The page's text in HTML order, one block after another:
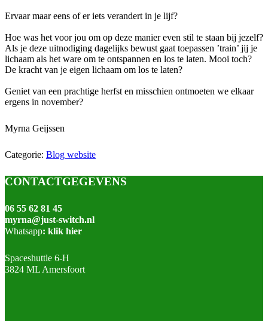
Ervaar maar eens of er iets verandert in je lijf?
Hoe was het voor jou om op deze manier even stil te staan bij jezelf?
Als je deze uitnodiging dagelijks bewust gaat toepassen ’train’ jij je
lichaam als het ware om te ontspannen en los te laten. Mooi toch?
De kracht van je eigen lichaam om los te laten?
Geniet van een prachtige herfst en misschien ontmoeten we elkaar
ergens in november?
Myrna Geijssen
Categorie: Blog website
Footer
CONTACTGEGEVENS
06 55 62 81 45
myrna@just-switch.nl
Whatsapp: klik hier
Spaceshuttle 6-H
3824 ML Amersfoort